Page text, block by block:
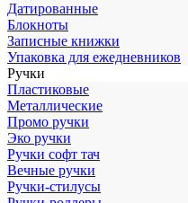
Датированные
Блокноты
Записные книжки
Упаковка для ежедневников
Ручки
Пластиковые
Металлические
Промо ручки
Эко ручки
Ручки софт тач
Вечные ручки
Ручки-стилусы